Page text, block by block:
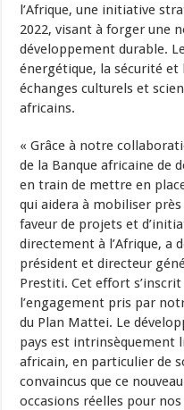
l’Afrique, une initiative
2022, visant à forger une
développement durable.
énergétique, la sécurité
échanges culturels et
africains.
« Grâce à notre
de la Banque africaine de
en train de mettre en
qui aidera à mobiliser près
faveur de projets et
directement à l’Afrique, a
président et directeur
Prestiti. Cet effort
l’engagement pris par
du Plan Mattei. Le
pays est intrinsèquement
africain, en particulier de
convaincus que ce
occasions réelles pour